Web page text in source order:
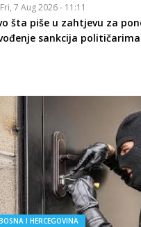
Fri, 7 Aug 2026 - 11:11
šta piše u zahtjevu za
sankcija političarima
I HERCEGOVINA